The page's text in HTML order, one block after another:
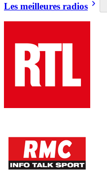
Les meilleures radios